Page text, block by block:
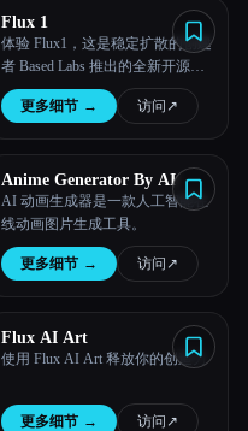
Flux 1
体验 Flux1，这是稳定扩散的创建
者 Based Labs 推出的全新开源图
像生成模型。
更多细节 → 访问 ↗︎
Anime Generator By AI
AI 动画生成器是一款人工智能在
线动画图片生成工具。
更多细节 → 访问 ↗︎
Flux AI Art
使用 Flux AI Art 释放你的创造力
更多细节 → 访问 ↗︎